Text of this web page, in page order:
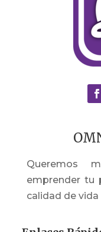
Queremos
emprender tu
calidad de